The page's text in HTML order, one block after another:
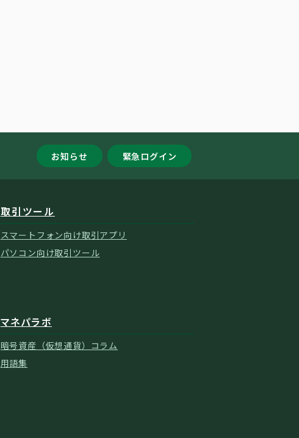
お知らせ 緊急ログイン
取引ツール
スマートフォン向け取引アプリ
パソコン向け取引ツール
マネパラボ
暗号資産（仮想通貨）コラム
用語集